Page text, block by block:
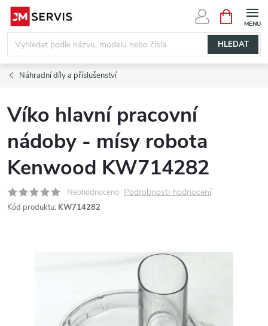
Přejít
obsah
HLEDAT
NÁKUPNÍ
KOŠÍK
Náhradní díly a příslušenství
Víko hlavní pracovní
nádoby - mísy robota
Kenwood KW714282
Neohodnoceno Podrobnosti hodnocení
Kód produktu: KW714282